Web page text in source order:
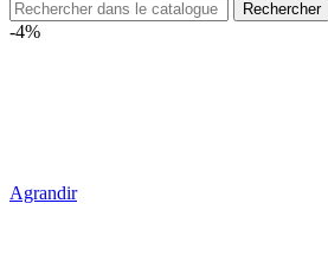
Rechercher
-4%
Agrandir